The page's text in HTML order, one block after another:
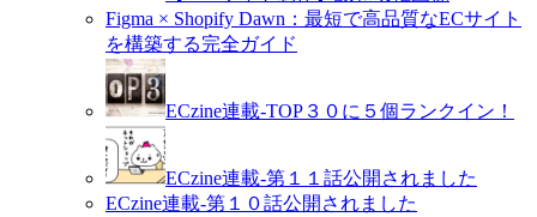
Figma × Shopify Dawn：最短で高品質なECサイト
を構築する完全ガイド
ECzine連載-TOP３０に５個ランクイン！
ECzine連載-第１１話公開されました
ECzine連載-第１０話公開されました